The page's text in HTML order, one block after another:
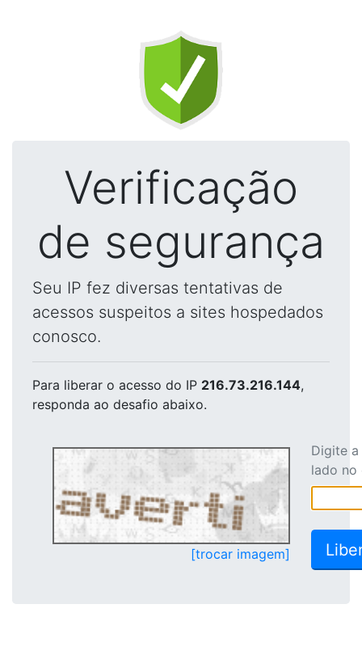
Verificação
de segurança
Seu IP fez diversas tentativas de
acessos suspeitos a sites hospedados
conosco.
Para liberar o acesso do IP 216.73.216.144,
responda ao desafio abaixo.
[trocar imagem]
Digite
lado no